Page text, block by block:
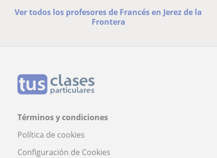
Ver todos los profesores de Francés en Jerez de la
Frontera
Términos y condiciones
Política de cookies
Configuración de Cookies